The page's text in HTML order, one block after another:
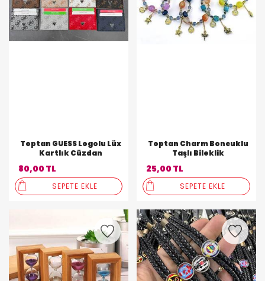
Toptan GUESS Logolu Lüx
Kartlık Cüzdan
80,00 TL
SEPETE EKLE
Toptan Charm Boncuklu
Taşlı Bileklik
25,00 TL
SEPETE EKLE